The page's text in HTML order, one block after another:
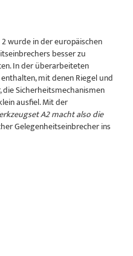
wurde in der europäischen
besser zu
In der überarbeiteten
mit denen Riegel und
Sicherheitsmechanismen
ausfiel. Mit der
A2 macht also die
Gelegenheitseinbrecher ins